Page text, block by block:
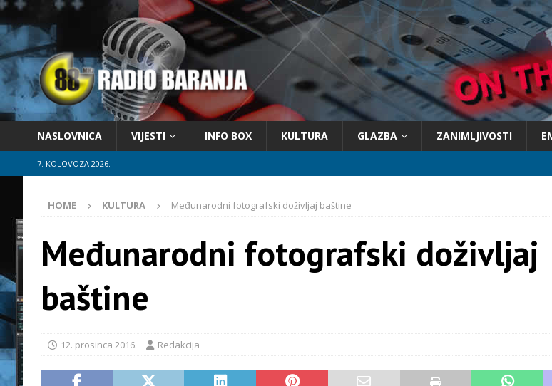
NASLOVNICA VIJESTI INFO BOX KULTURA GLAZBA ZANIMLJIVOSTI
7. KOLOVOZA 2026.
HOME KULTURA Međunarodni fotografski doživljaj baštine
Međunarodni fotografski doživljaj
baštine
12. prosinca 2016. Redakcija